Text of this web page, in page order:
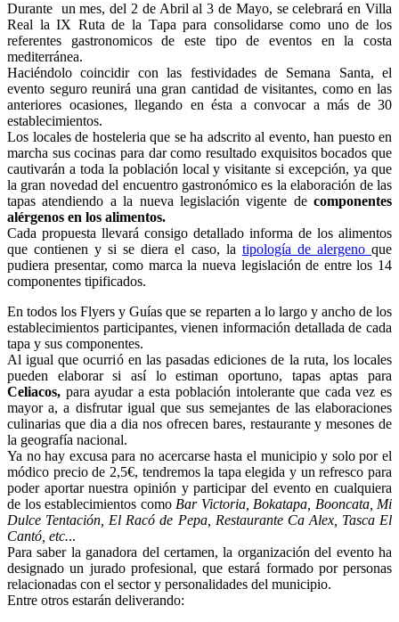
Durante un mes, del 2 de Abril al 3 de Mayo, se celebrará en Villa
Real la IX Ruta de la Tapa para consolidarse como uno de los
referentes gastronomicos de este tipo de eventos en la costa
mediterránea.
Haciéndolo coincidir con las festividades de Semana Santa, el
evento seguro reunirá una gran cantidad de visitantes, como en las
anteriores ocasiones, llegando en ésta a convocar a más de 30
establecimientos.
Los locales de hosteleria que se ha adscrito al evento, han puesto en
marcha sus cocinas para dar como resultado exquisitos bocados que
cautivarán a toda la población local y visitante si excepción, ya que
la gran novedad del encuentro gastronómico es la elaboración de las
tapas atendiendo a la nueva legislación vigente de componentes
alérgenos en los alimentos.
Cada propuesta llevará consigo detallado informa de los alimentos
que contienen y si se diera el caso, la tipología de alergeno que
pudiera presentar, como marca la nueva legislación de entre los 14
componentes tipificados.
En todos los Flyers y Guías que se reparten a lo largo y ancho de los
establecimientos participantes, vienen información detallada de cada
tapa y sus componentes.
Al igual que ocurrió en las pasadas ediciones de la ruta, los locales
pueden elaborar si así lo estiman oportuno, tapas aptas para
Celiacos, para ayudar a esta población intolerante que cada vez es
mayor a, a disfrutar igual que sus semejantes de las elaboraciones
culinarias que dia a dia nos ofrecen bares, restaurante y mesones de
la geografía nacional.
Ya no hay excusa para no acercarse hasta el municipio y solo por el
módico precio de 2,5€, tendremos la tapa elegida y un refresco para
poder aportar nuestra opinión y participar del evento en cualquiera
de los establecimientos como Bar Victoria, Bokatapa, Booncata, Mi
Dulce Tentación, El Racó de Pepa, Restaurante Ca Alex, Tasca El
Cantó, etc...
Para saber la ganadora del certamen, la organización del evento ha
designado un jurado profesional, que estará formado por personas
relacionadas con el sector y personalidades del municipio.
Entre otros estarán deliverando: